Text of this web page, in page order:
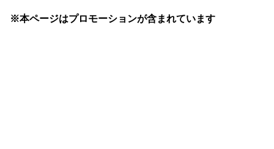
※本ページはプロモーションが含まれています